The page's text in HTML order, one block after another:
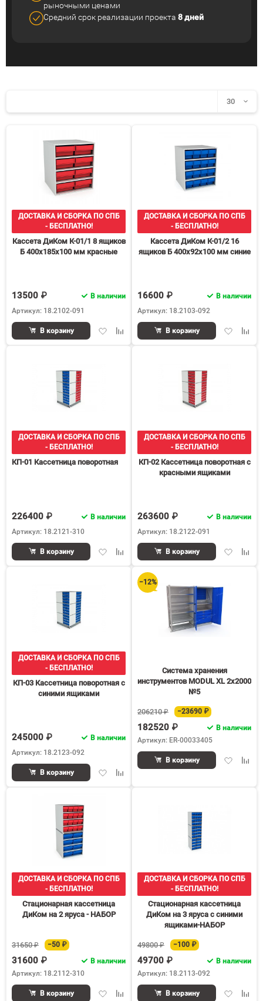
рыночными ценами
Средний срок реализации проекта 8 дней
30
60
90
ДОСТАВКА И СБОРКА ПО СПБ
- БЕСПЛАТНО!
Кассета ДиКом К-01/1 8 ящиков
Б 400х185х100 мм красные
13500 ₽
В наличии
Артикул: 18.2102-091
ДобавитьДобавить
В корзину
ДОСТАВКА И СБОРКА ПО СПБ
- БЕСПЛАТНО!
Кассета ДиКом К-01/2 16
ящиков Б 400х92х100 мм синие
16600 ₽
В наличии
Артикул: 18.2103-092
Добавить
В корзину
ДОСТАВКА И СБОРКА ПО СПБ
- БЕСПЛАТНО!
КП-01 Кассетница поворотная
226400 ₽
В наличии
Артикул: 18.2121-310
ДобавитьДобавить
сравнению
В корзину
ДОСТАВКА И СБОРКА ПО СПБ
- БЕСПЛАТНО!
КП-02 Кассетница поворотная с
красными ящиками
263600 ₽
В наличии
Артикул: 18.2122-091
Добавить
В корзину
ДОСТАВКА И СБОРКА ПО СПБ
- БЕСПЛАТНО!
КП-03 Кассетница поворотная с
синими ящиками
245000 ₽
В наличии
Артикул: 18.2123-092
ДобавитьДобавить
В корзину
−12%
Система хранения
инструментов MODUL XL 2x2000
№5
206210 ₽ −23690 ₽
182520 ₽
В наличии
Артикул: ER-00033405
Добавить
В корзину
ДОСТАВКА И СБОРКА ПО СПБ
- БЕСПЛАТНО!
Стационарная кассетница
ДиКом на 2 яруса - НАБОР
31650 ₽ −50 ₽
31600 ₽
В наличии
Артикул: 18.2112-310
ДобавитьДобавить
В корзину
ДОСТАВКА И СБОРКА ПО СПБ
- БЕСПЛАТНО!
Стационарная кассетница
ДиКом на 3 яруса с синими
ящиками-НАБОР
49800 ₽ −100 ₽
49700 ₽
В наличии
Артикул: 18.2113-092
Добавить
В корзину